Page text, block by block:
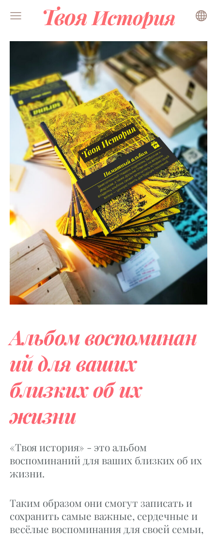
Твоя История
Альбомвоспоминан
ий для ваших
близких об их
жизни
«Твояистория» - это альбом
воспоминаний для ваших близких об их
жизни.
Таким образом они смогут записатьи
сохранить самые важные, сердечные и
весёлые воспоминания для своей семьи,